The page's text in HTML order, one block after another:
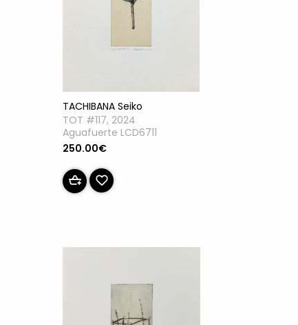
TACHIBANA Seiko
TOT #117, 2024
Aguafuerte LCD6711
250.00€